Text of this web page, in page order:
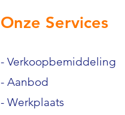
Onze Services
- Verkoopbemiddeling
- Aanbod
- Werkplaats